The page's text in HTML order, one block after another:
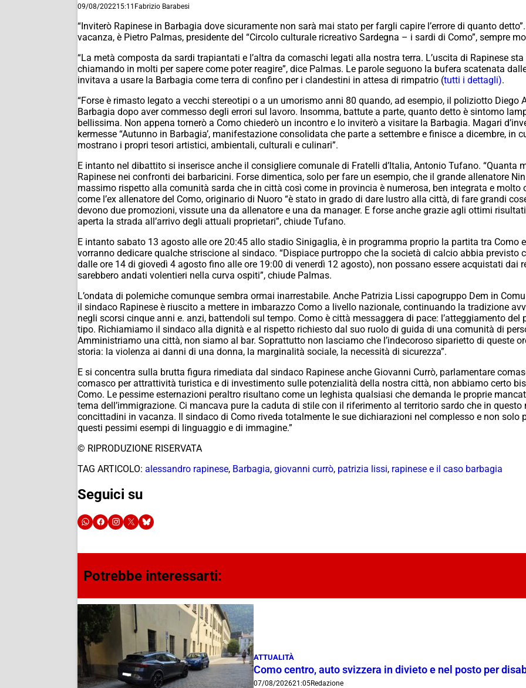
09/08/202215:11 Fabrizio Barabesi
“Inviterò Rapinese in Barbagia dove sicuramente non sarà mai stato per fargli capire l’errore di quanto
vacanza, è Pietro Palmas, presidente del “Circolo culturale ricreativo Sardegna – i sardi di Como”, sempre
“La metà composta da sardi trapiantati e l’altra da comaschi legati alla nostra terra. L’uscita di Rapinese
chiamando in molti per sapere come poter reagire”, dice Palmas. Le parole seguono la bufera scatenata
invitava a usare la Barbagia come terra di confino per i clandestini in attesa di rimpatrio (tutti i dettagli).
“Forse è rimasto legato a vecchi stereotipi o a un umorismo anni 80 quando, ad esempio, il poliziotto
Barbagia dopo aver commesso degli errori sul lavoro. Insomma, battute a parte, quanto detto è sintomo
bellissima. Non appena tornerò a Como chiederò un incontro e lo inviterò a visitare la Barbagia. Magari
kermesse “Autunno in Barbagia’, manifestazione consolidata che parte a settembre e finisce a dicembre, in
mostrano i propri tesori artistici, ambientali, culturali e culinari”.
E intanto nel dibattito si inserisce anche il consigliere comunale di Fratelli d’Italia, Antonio Tufano. “Quanta
Rapinese nei confronti dei barbaricini. Forse dimentica, solo per fare un esempio, che il grande allenatore
massimo rispetto alla comunità sarda che in città così come in provincia è numerosa, ben integrata e molto
come l’ex allenatore del Como, originario di Nuoro “è stato in grado di dare lustro alla città, di fare grandi
devono due promozioni, vissute una da allenatore e una da manager. E forse anche grazie agli ottimi
aperta la strada all’arrivo degli attuali proprietari”, chiude Tufano.
E intanto sabato 13 agosto alle ore 20:45 allo stadio Sinigaglia, è in programma proprio la partita tra Como
vorranno dedicare qualche striscione al sindaco. “Dispiace purtroppo che la società di calcio abbia
dalle ore 14 di giovedì 4 agosto fino alle ore 19:00 di venerdì 12 agosto), non possano essere acquistati dai
sarebbero andati volentieri nella curva ospiti”, chiude Palmas.
L’ondata di polemiche comunque sembra ormai inarrestabile. Anche Patrizia Lissi capogruppo Dem in
il sindaco Rapinese è riuscito a mettere in imbarazzo Como a livello nazionale, continuando la tradizione
negli scorsi cinque anni e. anzi, battendoli sul tempo. Como è città messaggera di pace: l’atteggiamento
tipo. Richiamiamo il sindaco alla dignità e al rispetto richiesto dal suo ruolo di guida di una comunità di
Amministriamo una città, non siamo al bar. Soprattutto non lasciamo che l’indecoroso siparietto di queste
storia: la violenza ai danni di una donna, la marginalità sociale, la necessità di sicurezza”.
E si concentra sulla brutta figura rimediata dal sindaco Rapinese anche Giovanni Currò, parlamentare
comasco per attrattività turistica e di investimento sulle potenzialità della nostra città, non abbiamo certo
Como. Le pessime esternazioni peraltro risultano come un leghista qualsiasi che demanda le proprie
tema dell’immigrazione. Ci mancava pure la caduta di stile con il riferimento al territorio sardo che in
concittadini in vacanza. Il sindaco di Como riveda totalmente le sue dichiarazioni nel complesso e non solo
questi pessimi esempi di linguaggio e di immagine.”
© RIPRODUZIONE RISERVATA
TAG ARTICOLO: alessandro rapinese, Barbagia, giovanni currò, patrizia lissi, rapinese e il caso barbagia
Seguici su
Potrebbe interessarti:
ATTUALITÀ
Como centro, auto svizzera in divieto e nel posto per
07/08/202621:05Redazione